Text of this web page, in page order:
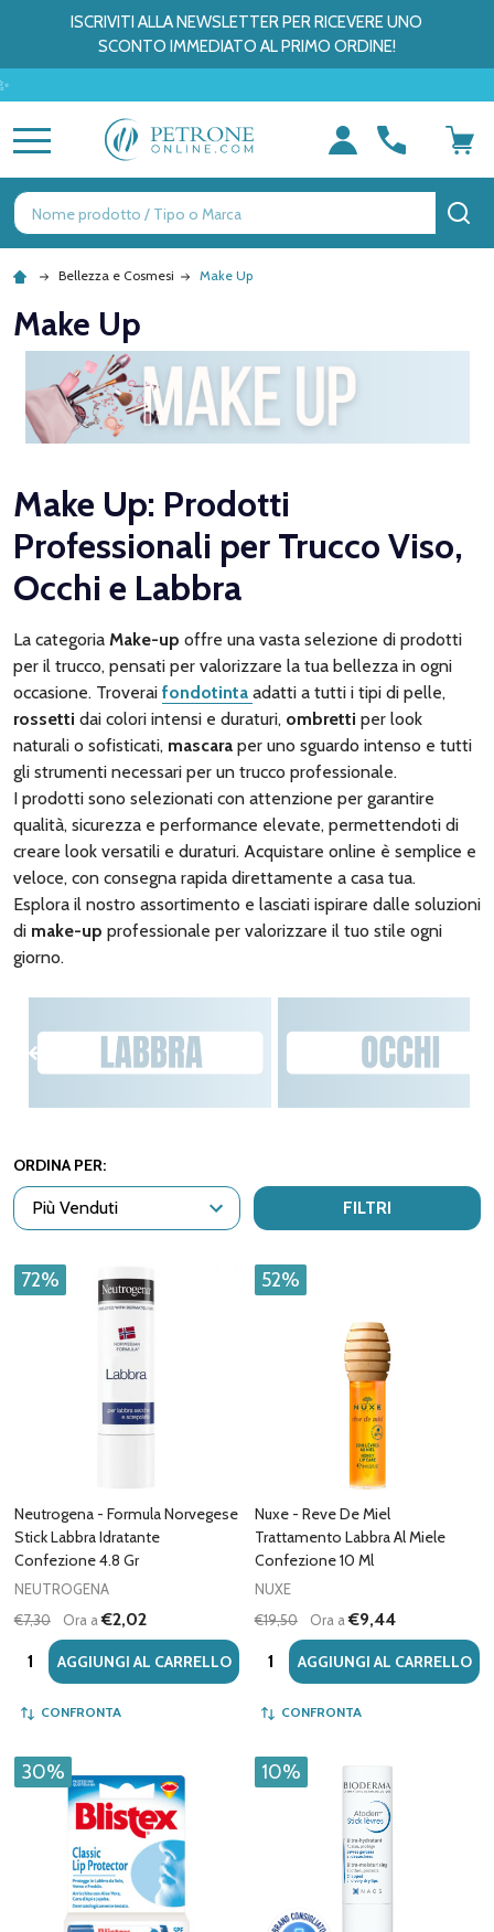
ISCRIVITI ALLA NEWSLETTER PER RICEVERE UNO
SCONTO IMMEDIATO AL PRIMO ORDINE!
Ricerca
Bellezza e Cosmesi Make Up
Make Up
Make Up: Prodotti
Professionali per Trucco Viso,
Occhi e Labbra
La categoria Make-up offre una vasta selezione di prodotti
per il trucco, pensati per valorizzare la tua bellezza in ogni
occasione. Troverai fondotinta adatti a tutti i tipi di pelle,
rossetti dai colori intensi e duraturi, ombretti per look
naturali o sofisticati, mascara per uno sguardo intenso e tutti
gli strumenti necessari per un trucco professionale.
I prodotti sono selezionati con attenzione per garantire
qualità, sicurezza e performance elevate, permettendoti di
creare look versatili e duraturi. Acquistare online è semplice e
veloce, con consegna rapida direttamente a casa tua.
Esplora il nostro assortimento e lasciati ispirare dalle soluzioni
di make-up professionale per valorizzare il tuo stile ogni
giorno.
ORDINA PER:
FILTRI
72%
Neutrogena - Formula Norvegese
Stick Labbra Idratante
Confezione 4.8 Gr
NEUTROGENA
€7,30
Ora a€2,02
Quantità:AGGIUNGI AL CARRELLO
CONFRONTA
52%
Nuxe - Reve De Miel
Trattamento Labbra Al Miele
Confezione 10 Ml
NUXE
€19,50
Ora a€9,44
Quantità:AGGIUNGI AL CARRELLO
CONFRONTA
30% 10%